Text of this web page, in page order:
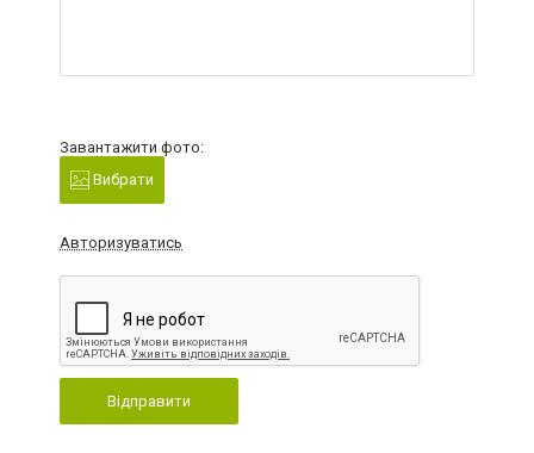
Завантажити фото:
Вибрати
Авторизуватись
Відправити